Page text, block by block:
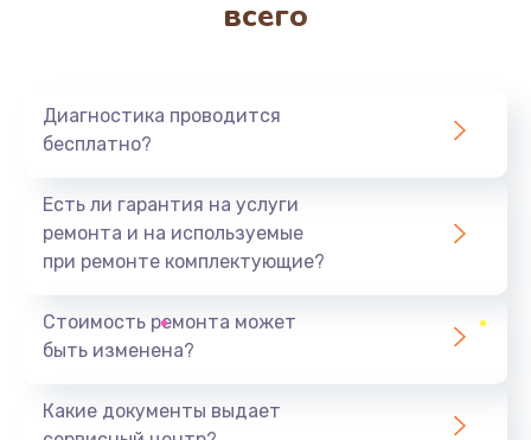
Заказать
960 руб.
Ремонт насоса
890 руб.
Чистка системы подачи воды
всего
Диагностика проводится
бесплатно?
Есть ли гарантия на услуги
ремонта и на используемые
при ремонте комплектующие?
Стоимость ремонта может
быть изменена?
Какие документы выдает